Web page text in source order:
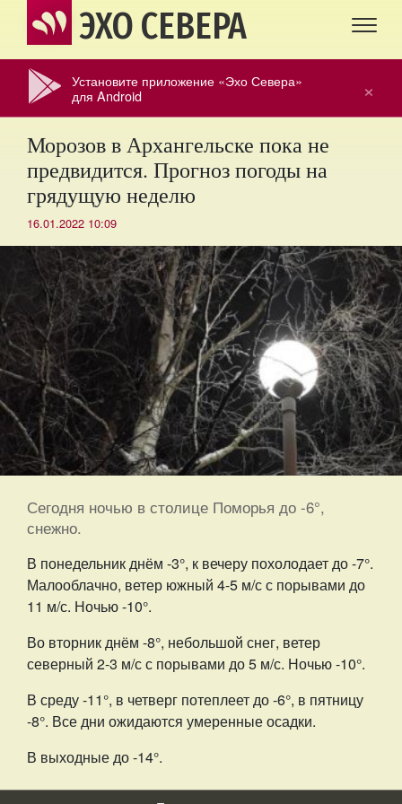
ЭХО СЕВЕРА
×
Установите приложение «Эхо Севера»
для Android
Морозов в Архангельске пока не
предвидится. Прогноз погоды на
грядущую неделю
16.01.2022 10:09
Сегодня ночью в столице Поморья до -6°,
снежно.
В понедельник днём -3°, к вечеру похолодает до -7°.
Малооблачно, ветер южный 4-5 м/с с порывами до
11 м/с. Ночью -10°.
Во вторник днём -8°, небольшой снег, ветер
северный 2-3 м/с с порывами до 5 м/с. Ночью -10°.
В среду -11°, в четверг потеплеет до -6°, в пятницу
-8°. Все дни ожидаются умеренные осадки.
В выходные до -14°.